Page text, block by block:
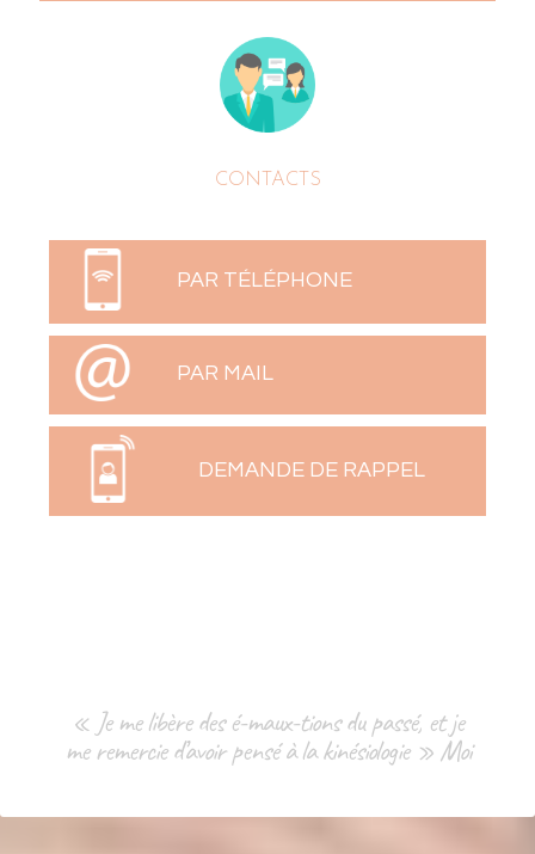
CONTACTS
PAR TÉLÉPHONE
PAR MAIL
DEMANDE DE RAPPEL
« Je me libère des é-maux-tions du passé, et je
me remercie d’avoir pensé à la kinésiologie » Moi